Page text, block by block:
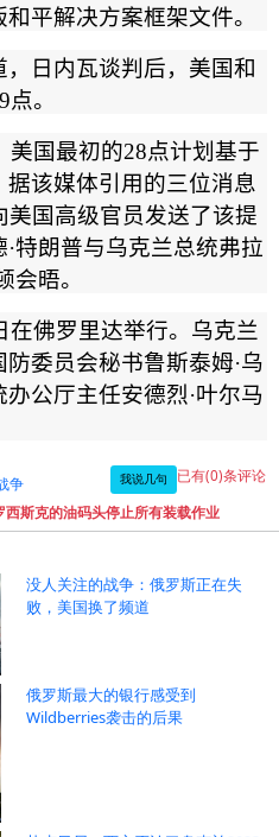
平解决方案框架文件。
日内瓦谈判后，美国和
点。
美国最初的28点计划基于
该媒体引用的三位消息
美国高级官员发送了该提
·特朗普与乌克兰总统弗拉
会晤。
在佛罗里达举行。乌克兰
委员会秘书鲁斯泰姆·乌
公厅主任安德烈·叶尔马
争 我说几句 已有(0)条评论
斯克的油码头停止所有装载作业
没人关注的战争：俄罗斯正在失
败，美国换了频道
俄罗斯最大的银行感受到
Wildberries袭击的后果